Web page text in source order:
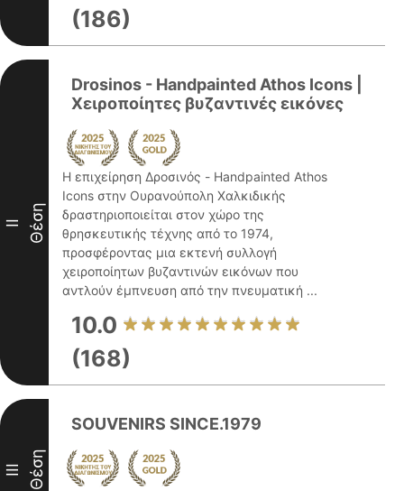
(186)
II Θέση
Drosinos - Handpainted Athos Icons |
Χειροποίητες βυζαντινές εικόνες
Η επιχείρηση Δροσινός - Handpainted Athos
Icons στην Ουρανούπολη Χαλκιδικής
δραστηριοποιείται στον χώρο της
θρησκευτικής τέχνης από το 1974,
προσφέροντας μια εκτενή συλλογή
χειροποίητων βυζαντινών εικόνων που
αντλούν έμπνευση από την πνευματική ...
10.0
(168)
III Θέση
SOUVENIRS SINCE.1979